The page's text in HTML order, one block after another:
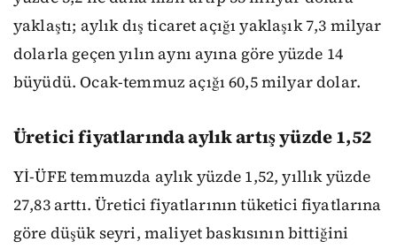
yaklaştı; aylık dış ticaret açığı yaklaşık 7,3 milyar
dolarla geçen yılın aynı ayına göre yüzde 14
büyüdü. Ocak-temmuz açığı 60,5 milyar dolar.
Üretici fiyatlarında aylık artış yüzde 1,52
Yİ-ÜFE temmuzda aylık yüzde 1,52, yıllık yüzde
27,83 arttı. Üretici fiyatlarının tüketici fiyatlarına
göre düşük seyri, maliyet baskısının bittiğini